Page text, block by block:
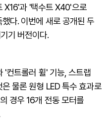
X16'과 '택수트 X40'으로
다. 이번에 새로 공개된 두
기 버전이다.
'컨트롤러 휠' 기능, 스트랩
물론 원형 LED 특수 효과로
경우 16개 전동 모터를